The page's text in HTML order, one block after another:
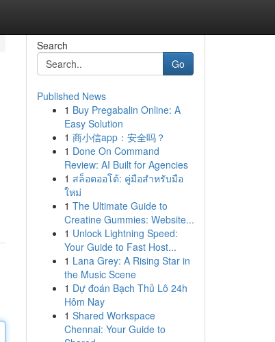
Search
Go
Published News
1 Buy Pregabalin Online: A
Easy Solution
1 商小信app：安全吗？
1 Done On Command
Review: AI Built for Agencies
1 สล็อตออโต้: คู่มือสำหรับมือ
ใหม่
1 The Ultimate Guide to
Creatine Gummies: Website...
1 Unlock Lightning Speed:
Your Guide to Fast Host...
1 Lana Grey: A Rising Star in
the Music Scene
1 Dự đoán Bạch Thủ Lô 24h
Hôm Nay
1 Shared Workspace
Chennai: Your Guide to